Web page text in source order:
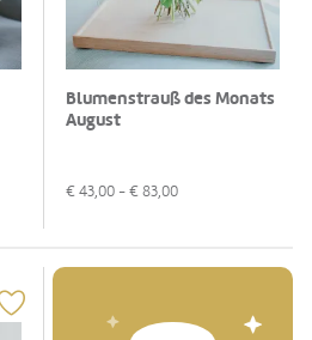
Blumenstrauß des Monats
August
€ 43,00 - € 83,00